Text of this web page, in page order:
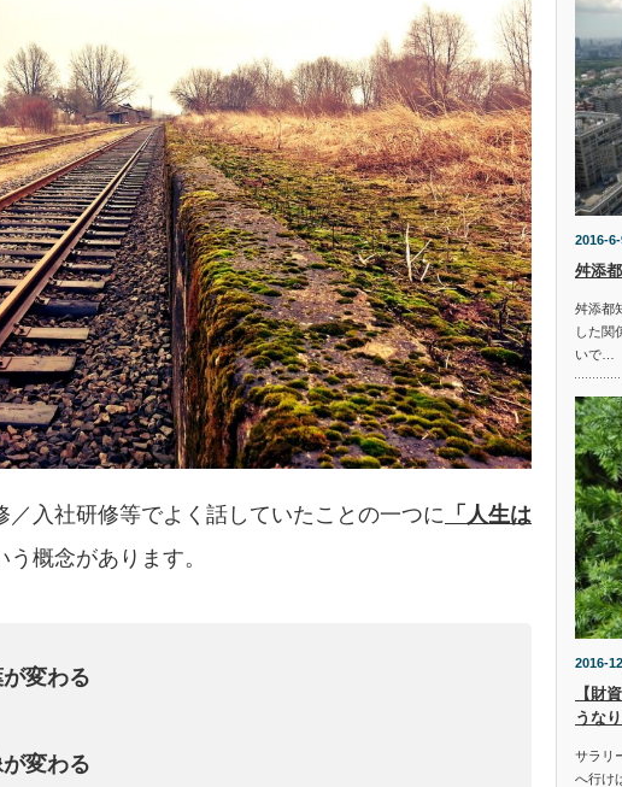
／入社研修等でよく話していたことの一つに 「人生は
う概念があります。
変わる
変わる
2016-
舛添
舛添都
した関
いで…
2016-
【財
うな
サラリ
へ行け